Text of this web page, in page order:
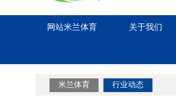
网站米兰体育 关于我们
米兰体育 行业动态